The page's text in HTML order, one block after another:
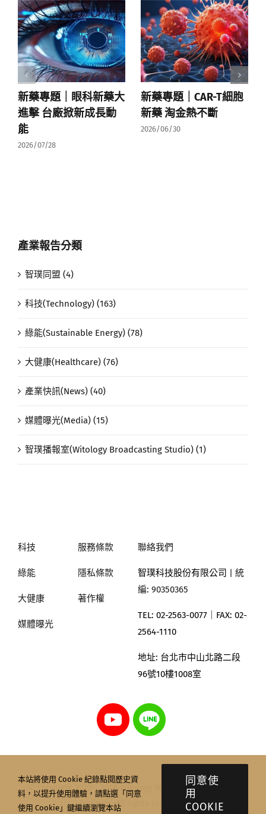
新藥專題｜眼科新藥大
進擊 台廠掀新成長動
能
2026/07/28
新藥專題｜CAR-T細胞
新藥 淘金熱不斷
2026/06/30
產業報告分類
智璞同盟 (4)
科技(Technology) (163)
綠能(Sustainable Energy) (78)
大健康(Healthcare) (76)
產業快訊(News) (40)
媒體曝光(Media) (15)
智璞播報室(Witology Broadcasting Studio) (1)
科技
綠能
大健康
媒體曝光
服務條款
隱私條款
著作權
聯絡我們
智璞科技股份有限公司
| 統
編: 90350365
TEL: 02-2563-0077｜ FAX: 02-
2564-1110
地址: 台北市中山北路二段
96號10樓1008室
© Copyright 2022 - 2026 Witology Markettrend Research
Institute. All rights reserved.
本站將使用 Cookie 紀錄點閱歷史資
料，以提升使用體驗，請點選「同意
使用 Cookie」鍵繼續瀏覽本站
同意使
用
COOKIE